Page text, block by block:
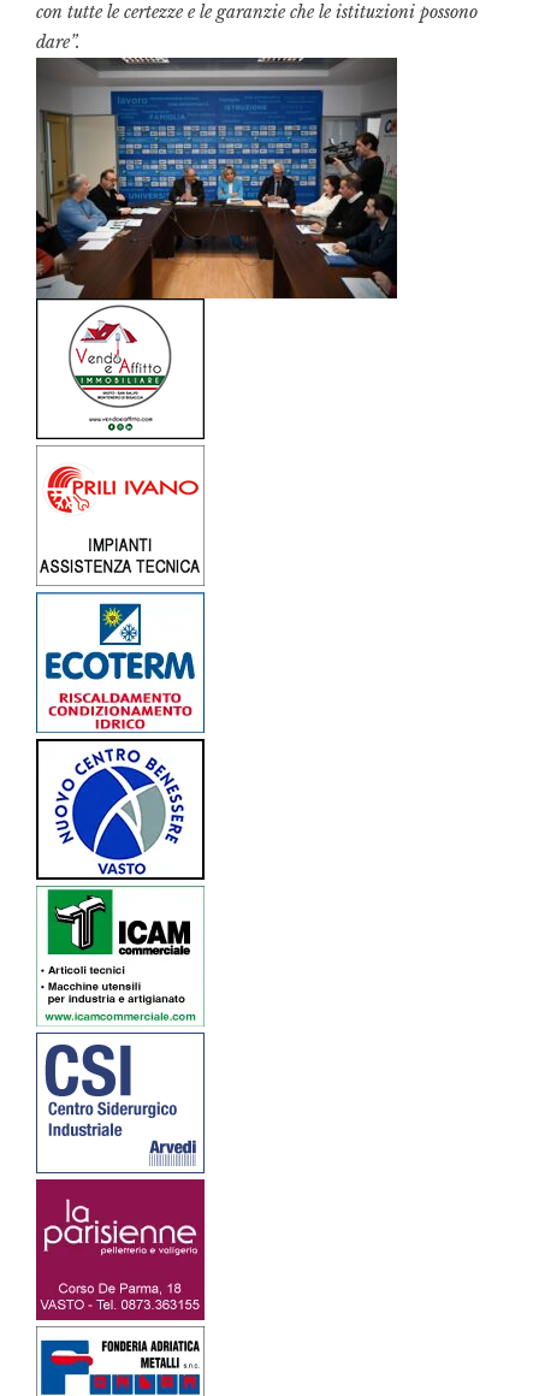
con tutte le certezze e le garanzie che le istituzioni possono
dare”.